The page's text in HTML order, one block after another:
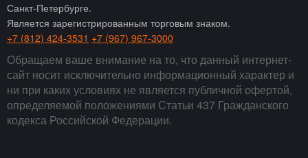
Санкт-Петербурге.
Является зарегистрированным торговым знаком.
+7 (812) 424-3531 +7 (967) 967-3000
Обращаем ваше внимание на то, что данный интернет-
сайт носит исключительно информационный характер и
ни при каких условиях не является публичной офертой,
определяемой положениями Статьи 437 Гражданского
кодекса Российской Федерации.